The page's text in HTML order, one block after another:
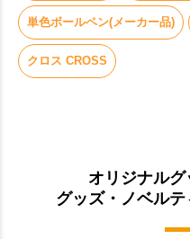
単色ボールペン(メーカー品)
クロス CROSS
オリジナル
グッズ・ノベル